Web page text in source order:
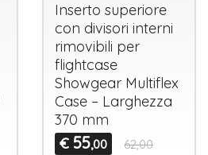
Inserto superiore
con divisori interni
rimovibili per
flightcase
Showgear Multiflex
Case – Larghezza
370 mm
€ 55,00 62,00